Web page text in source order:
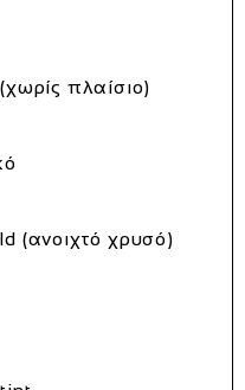
πλαίσιο)
(ανοιχτό χρυσό)